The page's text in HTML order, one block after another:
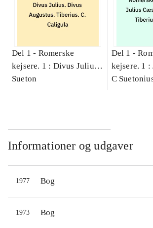
Del 1 - Romerske
kejsere. 1 : Divus Julius.
Divus Augustus.
Sueton
Del 1 -
kejsere. 1 :
Augustus,
C
Informationer og udgaver
1977 Bog
1973 Bog